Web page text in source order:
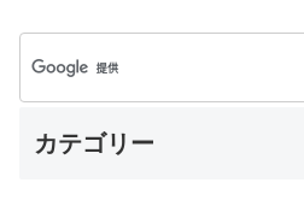
カテゴリー